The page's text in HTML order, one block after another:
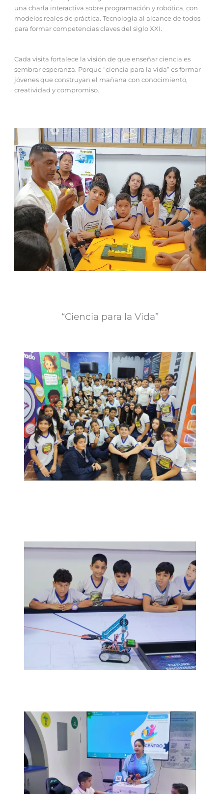
una charla interactiva sobre programación y robótica, con
modelos reales de práctica. Tecnología al alcance de todos
para formar competencias claves del siglo XXI.
Cada visita fortalece la visión de que enseñar ciencia es
sembrar esperanza. Porque “ciencia para la vida” es formar
jóvenes que construyan el mañana con conocimiento,
creatividad y compromiso.
“Ciencia para la Vida”